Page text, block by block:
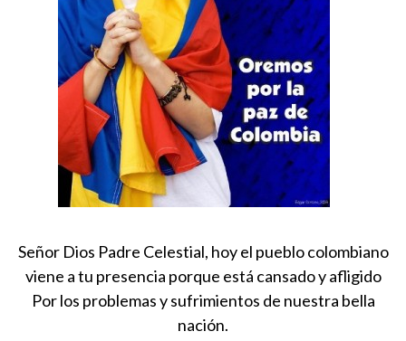
Señor Dios Padre Celestial, hoy el pueblo colombiano
viene a tu presencia porque está cansado y afligido
Por los problemas y sufrimientos de nuestra bella
nación.